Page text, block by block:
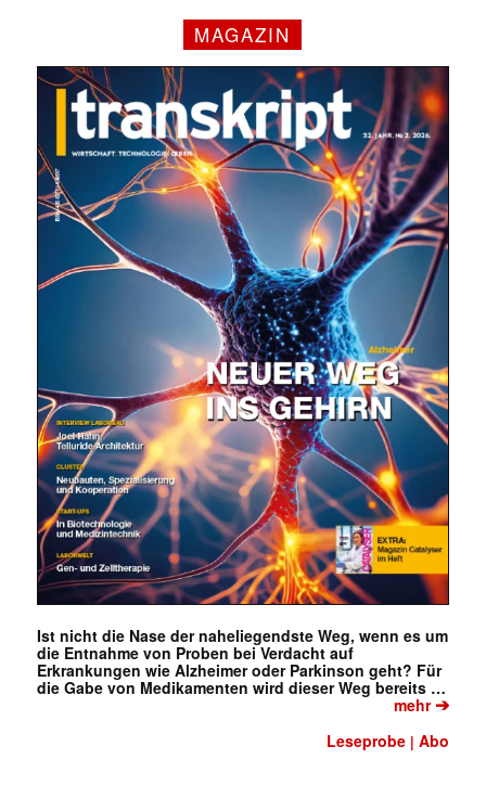
MAGAZIN
Ist nicht die Nase der naheliegendste Weg, wenn es um
die Entnahme von Proben bei Verdacht auf
Erkrankungen wie Alzheimer oder Parkinson geht? Für
die Gabe von Medikamenten wird dieser Weg bereits …
mehr➔
Leseprobe |Abo